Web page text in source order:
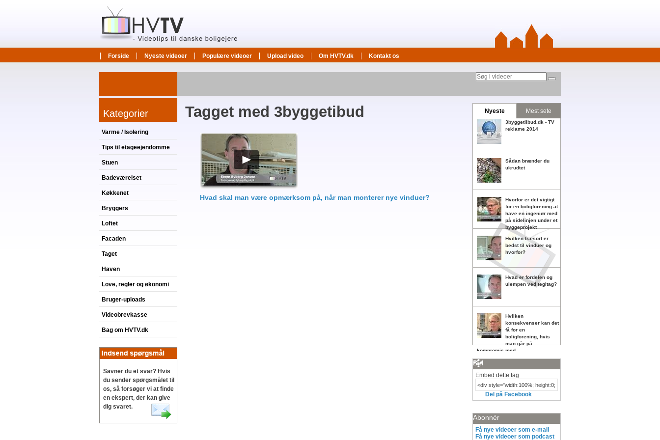
Forside Nyeste videoer Populære videoer Upload video Om HVTV.dk Kontakt os
Kategorier
Varme / Isolering
Tips til etageejendomme
Stuen
Badeværelset
Køkkenet
Bryggers
Loftet
Facaden
Taget
Haven
Love, regler og økonomi
Bruger-uploads
Videobrevkasse
Bag om HVTV.dk
Savner du et svar? Hvis
du sender spørgsmålet til
os, så forsøger vi at finde
en ekspert, der kan give
dig svaret.
Nyeste Mest sete
3byggetilbud.dk - TV
reklame 2014
Sådan brænder du
ukrudtet
Hvorfor er det vigtigt
for en boligforening at
have en ingeniør med
på sidelinjen under et
byggeprojekt
Hvilken træsort er
bedst til vinduer og
hvorfor?
Hvad er fordelen og
ulempen ved tegltag?
Hvilken
konsekvenser kan det
få for en
boligforening, hvis
man går på
kompromis med
Del
Embed dette tag
Del på Facebook
Abonnér
Få nye videoer som e-mail
Få nye videoer som podcast
Tagget med 3byggetibud
Hvad skal man være opmærksom på, når man monterer nye vinduer?